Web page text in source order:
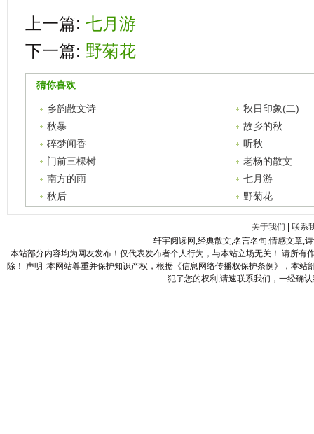
上一篇: 七月游
下一篇: 野菊花
猜你喜欢
乡韵散文诗
秋日印象(二)
秋暴
故乡的秋
碎梦闻香
听秋
门前三棵树
老杨的散文
南方的雨
七月游
秋后
野菊花
关于我们
联系
轩宇阅读网,经典散文,名言名句,情感文章,
本站部分内容均为网友发布！仅代表发布者个人行为，与本站立场无关！ 请所
除！ 声明 :本网站尊重并保护知识产权，根据《信息网络传播权保护条例》，本
犯了您的权利,请速联系我们，一经确